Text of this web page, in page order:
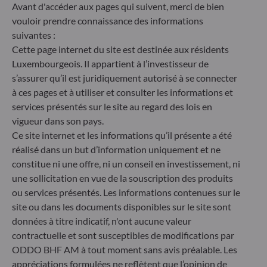
des critères ESG (Environnement et/ou Social et/ou
Gouvernance) dans son processus de décision
d'investissement. Article 9 : L'équipe de gestion suit
un objectif d'investissement durable strict qui
contribue de manière significative aux défis de la
transition écologique, et traite les risques de
durabilité par le biais de notations fournies par le
fournisseur externe de données ESG de la société
de gestion
Avant d'accéder aux pages qui suivent, merci de bien
vouloir prendre connaissance des informations
suivantes :
Cette page internet du site est destinée aux résidents
Luxembourgeois. Il appartient à l’investisseur de
s’assurer qu’il est juridiquement autorisé à se connecter
à ces pages et à utiliser et consulter les informations et
services présentés sur le site au regard des lois en
vigueur dans son pays.
Ce site internet et les informations qu’il présente a été
réalisé dans un but d’information uniquement et ne
constitue ni une offre, ni un conseil en investissement, ni
une sollicitation en vue de la souscription des produits
ou services présentés. Les informations contenues sur le
site ou dans les documents disponibles sur le site sont
données à titre indicatif, n'ont aucune valeur
contractuelle et sont susceptibles de modifications par
ODDO BHF AM à tout moment sans avis préalable. Les
appréciations formulées ne reflètent que l’opinion de